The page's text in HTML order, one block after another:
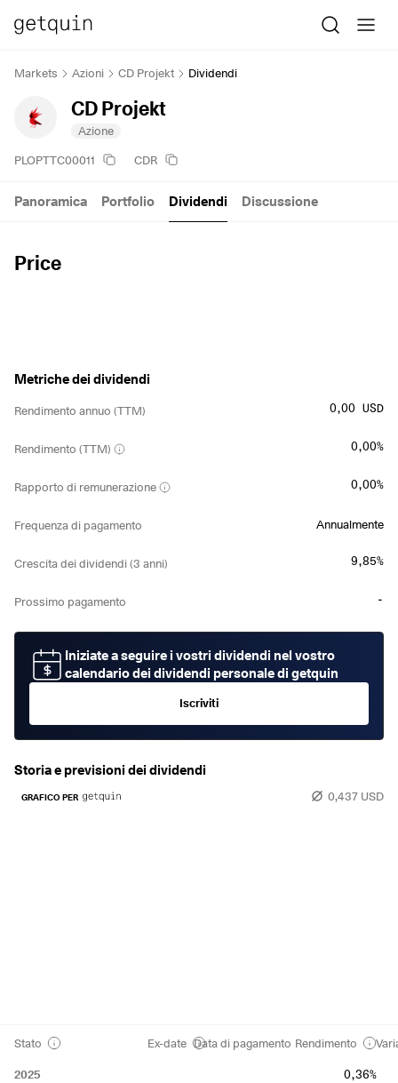
Markets Azioni CD Projekt Dividendi
CD Projekt
Azione
PLOPTTC00011 CDR
Price
Panoramica Portfolio Dividendi Discussione
Metriche dei dividendi
Rendimento annuo (TTM) 0,00 USD
Rendimento (TTM) 0,00%
Rapporto di remunerazione 0,00%
Frequenza di pagamento Annualmente
Crescita dei dividendi (3 anni) 9,85%
Prossimo pagamento -
Iniziate a seguire i vostri dividendi nel vostro
calendario dei dividendi personale di getquin
Iscriviti
Storia e previsioni dei dividendi
0,437 USD
GRAFICO PER
Stato Ex-date Data di pagamento Rendimento
2025
0,36%